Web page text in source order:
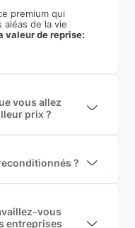
premium qui
de la vie
valeur de reprise:
vous allez
prix ?
De plus, nous
sur la valeur de
?
et duvous
entreprises